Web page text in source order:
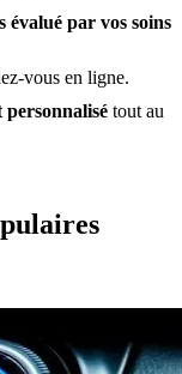
évalué par vos soins
vous en ligne.
personnalisé tout au